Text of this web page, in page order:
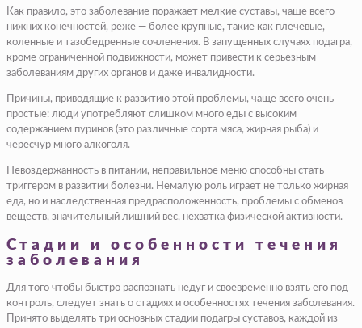
Как правило, это заболевание поражает мелкие суставы, чаще всего
нижних конечностей, реже — более крупные, такие как плечевые,
коленные и тазобедренные сочленения. В запущенных случаях подагра,
кроме ограниченной подвижности, может привести к серьезным
заболеваниям других органов и даже инвалидности.
Причины, приводящие к развитию этой проблемы, чаще всего очень
простые: люди употребляют слишком много еды с высоким
содержанием пуринов (это различные сорта мяса, жирная рыба) и
чересчур много алкоголя.
Невоздержанность в питании, неправильное меню способны стать
триггером в развитии болезни. Немалую роль играет не только жирная
еда, но и наследственная предрасположенность, проблемы с обменов
веществ, значительный лишний вес, нехватка физической активности.
Стадии и особенности течения
заболевания
Для того чтобы быстро распознать недуг и своевременно взять его под
контроль, следует знать о стадиях и особенностях течения заболевания.
Принято выделять три основных стадии подагры суставов, каждой из